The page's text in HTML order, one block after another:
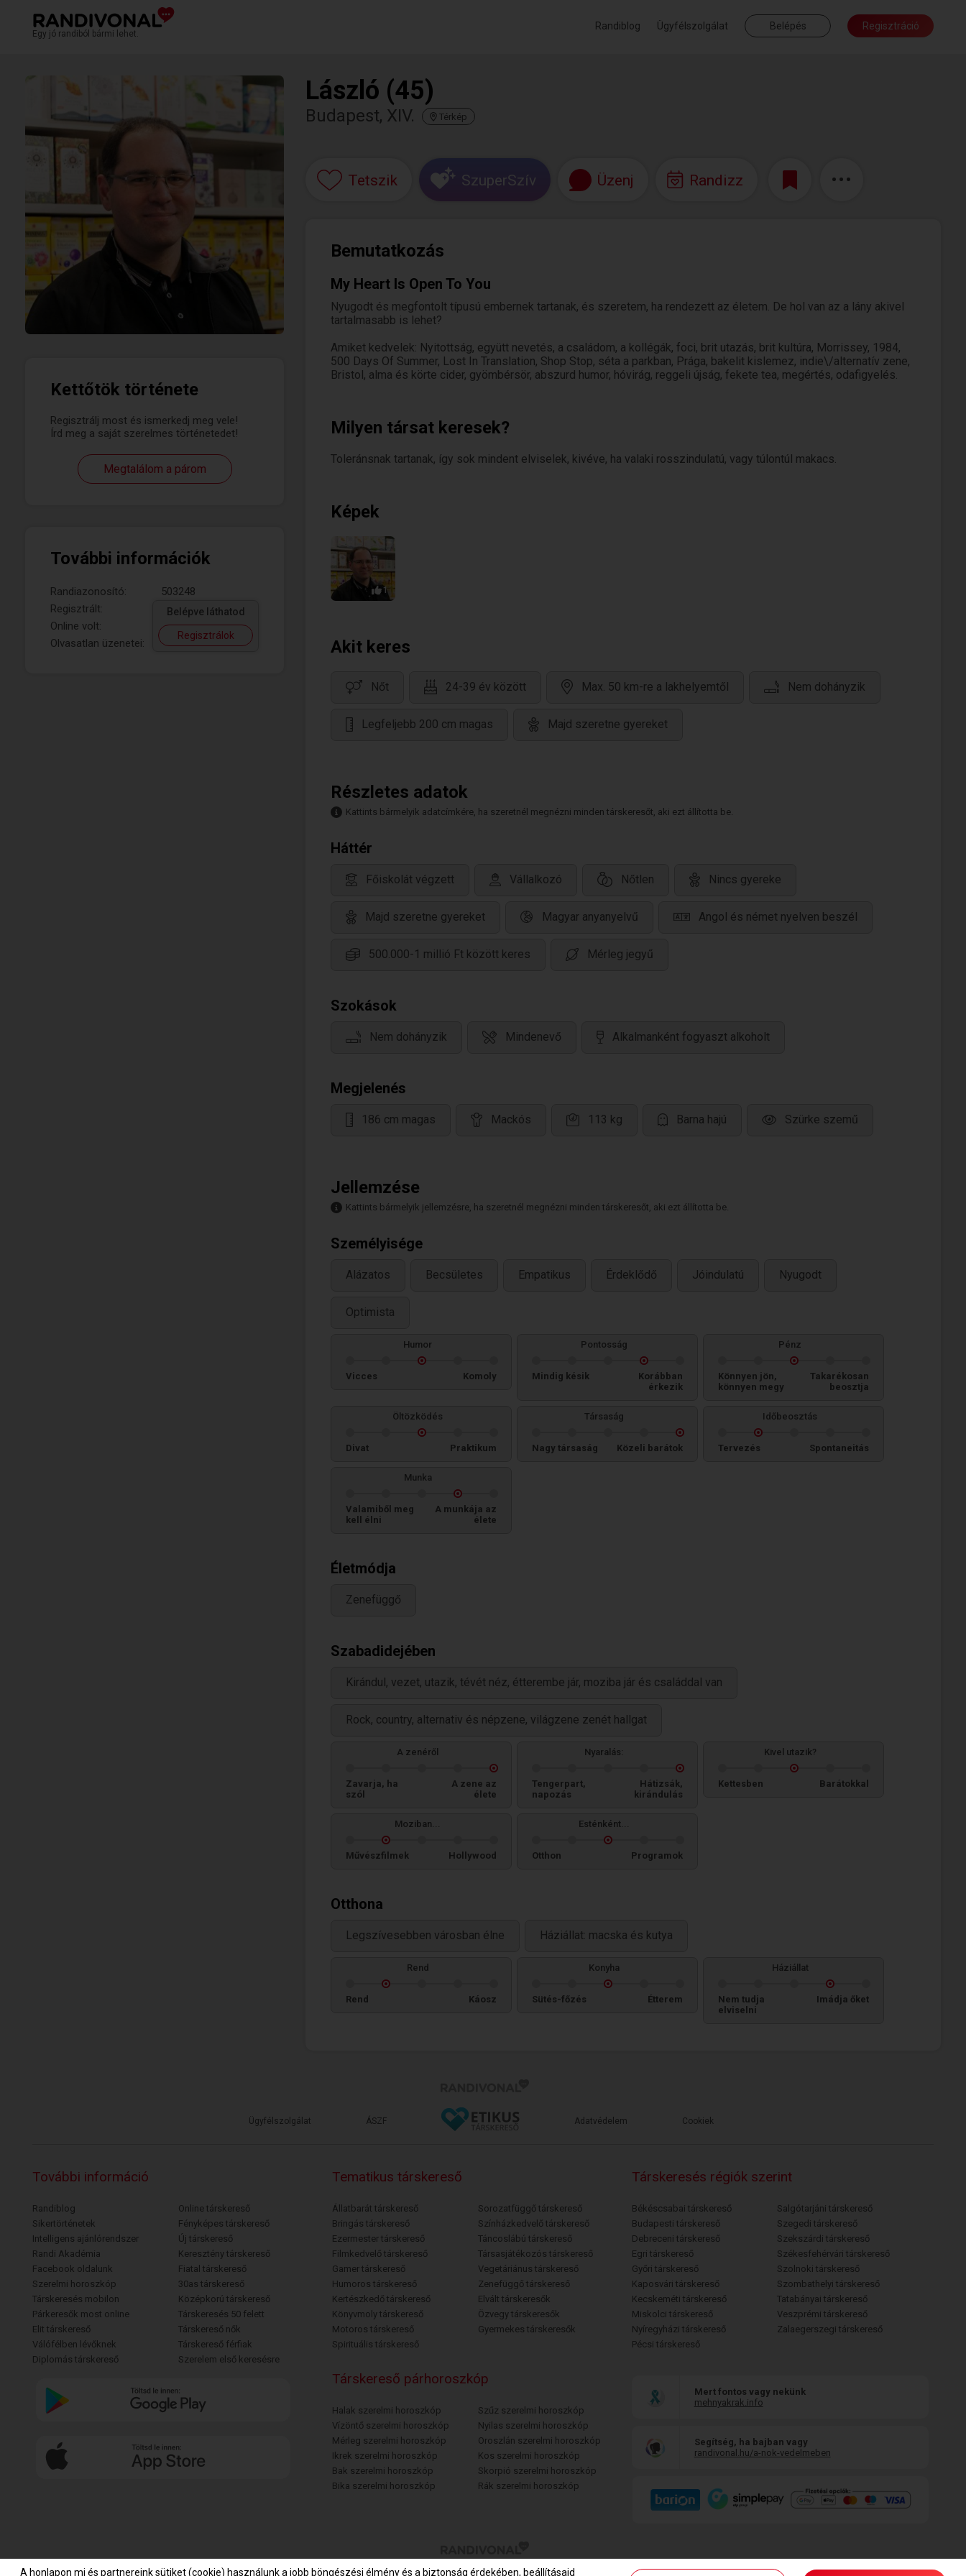
Egy jó randiból bármi lehet.
Randiblog Ügyfélszolgálat Belépés Regisztráció
Kettőtök története
Regisztrálj most és ismerkedj meg vele!
Írd meg a saját szerelmes történetedet!
Megtalálom a párom
További információk
Randiazonosító:
503248
Regisztrált:
Online volt:
Olvasatlan üzenetei:
Belépve láthatod
Regisztrálok
László (45)
Budapest, XIV. Térkép
Tetszik SzuperSzív Üzenj Randizz
Bemutatkozás
My Heart Is Open To You
Nyugodt és megfontolt típusú embernek tartanak, és szeretem, ha rendezett az életem. De hol van az a lány akivel
tartalmasabb is lehet?
Amiket kedvelek: Nyitottság, együtt nevetés, a családom, a kollégák, foci, brit utazás, brit kultúra, Morrissey, 1984,
500 Days Of Summer, Lost In Translation, Shop Stop, séta a parkban, Prága, bakelit kislemez, indie\/alternatív zene,
Bristol, alma és körte cider, gyömbérsör, abszurd humor, hóvirág, reggeli újság, fekete tea, megértés, odafigyelés.
Milyen társat keresek?
Toleránsnak tartanak, így sok mindent elviselek, kivéve, ha valaki rosszindulatú, vagy túlontúl makacs.
Képek
1
Akit keres
Nőt 24-39 év között Max. 50 km-re a lakhelyemtől Nem dohányzik
Legfeljebb 200 cm magas Majd szeretne gyereket
Részletes adatok
Kattints bármelyik adatcímkére, ha szeretnél megnézni minden társkeresőt, aki ezt állította be.
Háttér
Főiskolát végzett Vállalkozó Nőtlen Nincs gyereke
Majd szeretne gyereket Magyar anyanyelvű Angol és német nyelven beszél
500.000-1 millió Ft között keres Mérleg jegyű
Szokások
Nem dohányzik Mindenevő Alkalmanként fogyaszt alkoholt
Megjelenés
186 cm magas Mackós 113 kg Barna hajú Szürke szemű
Jellemzése
Kattints bármelyik jellemzésre, ha szeretnél megnézni minden társkeresőt, aki ezt állította be.
Személyisége
Alázatos Becsületes Empatikus Érdeklődő Jóindulatú Nyugodt
Optimista
Humor
Vicces Komoly
Pontosság
Mindig késik
Korábban
érkezik
Pénz
Könnyen jön,
könnyen megy
Takarékosan
beosztja
Öltözködés
Divat Praktikum
Társaság
Nagy társaság Közeli barátok
Időbeosztás
Tervezés Spontaneitás
Munka
Valamiből meg
kell élni
A munkája az
élete
Életmódja
Zenefüggő
Szabadidejében
Kirándul, vezet, utazik, tévét néz, étterembe jár, moziba jár és családdal van
Rock, country, alternativ és népzene, világzene zenét hallgat
A zenéről
Zavarja, ha
szól
A zene az
élete
Nyaralás:
Tengerpart,
napozás
Hátizsák,
kirándulás
Kivel utazik?
Kettesben Barátokkal
Moziban...
Művészfilmek Hollywood
Esténként...
Otthon Programok
Otthona
Legszívesebben városban élne Háziállat: macska és kutya
Rend
Rend Káosz
Konyha
Sütés-főzés Étterem
Háziállat
Nem tudja
elviselni
Imádja őket
Ügyfélszolgálat ÁSZF Adatvédelem Cookiek
További információ
Randiblog
Sikertörténetek
Intelligens ajánlórendszer
Randi Akadémia
Facebook oldalunk
Szerelmi horoszkóp
Társkeresés mobilon
Párkeresők most online
Elit társkereső
Válófélben lévőknek
Diplomás társkereső
Online társkereső
Fényképes társkereső
Új társkereső
Keresztény társkereső
Fiatal társkereső
30as társkereső
Középkorú társkereső
Társkeresés 50 felett
Társkereső nők
Társkereső férfiak
Szerelem első keresésre
Tematikus társkereső
Állatbarát társkereső
Bringás társkereső
Ezermester társkereső
Filmkedvelő társkereső
Gamer társkereső
Humoros társkereső
Kertészkedő társkereső
Könyvmoly társkereső
Motoros társkereső
Spirituális társkereső
Sorozatfüggő társkereső
Színházkedvelő társkereső
Táncoslábú társkereső
Társasjátékozós társkereső
Vegetáriánus társkereső
Zenefüggő társkereső
Elvált társkeresők
Özvegy társkeresők
Gyermekes társkeresők
Társkeresés régiók szerint
Békéscsabai társkereső
Budapesti társkereső
Debreceni társkereső
Egri társkereső
Győri társkereső
Kaposvári társkereső
Kecskeméti társkereső
Miskolci társkereső
Nyíregyházi társkereső
Pécsi társkereső
Salgótarjáni társkereső
Szegedi társkereső
Szekszárdi társkereső
Székesfehérvári társkereső
Szolnoki társkereső
Szombathelyi társkereső
Tatabányai társkereső
Veszprémi társkereső
Zalaegerszegi társkereső
Társkereső párhoroszkóp
Halak szerelmi horoszkóp
Vízöntő szerelmi horoszkóp
Mérleg szerelmi horoszkóp
Ikrek szerelmi horoszkóp
Bak szerelmi horoszkóp
Bika szerelmi horoszkóp
Szűz szerelmi horoszkóp
Nyilas szerelmi horoszkóp
Oroszlán szerelmi horoszkóp
Kos szerelmi horoszkóp
Skorpió szerelmi horoszkóp
Rák szerelmi horoszkóp
Mert fontos vagy nekünk
mehnyakrak.info
Segítség, ha bajban vagy
randivonal.hu/a-nok-vedelmeben
A honlapon mi és partnereink sütiket (cookie) használunk a jobb böngészési élmény és a biztonság érdekében, beállításaid